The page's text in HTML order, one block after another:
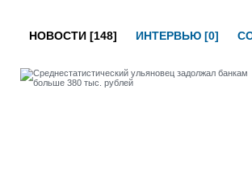
НОВОСТИ [148] ИНТЕРВЬЮ [0]